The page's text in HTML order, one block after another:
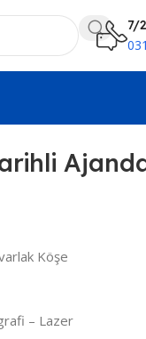
7/
Köşe
– Lazer